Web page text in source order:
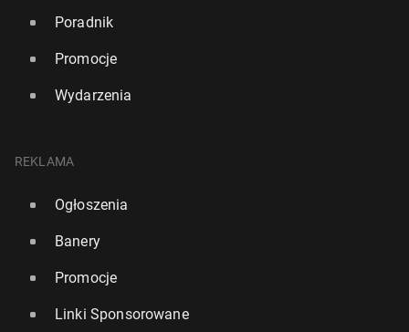
Poradnik
Promocje
Wydarzenia
REKLAMA
Ogłoszenia
Banery
Promocje
Linki Sponsorowane